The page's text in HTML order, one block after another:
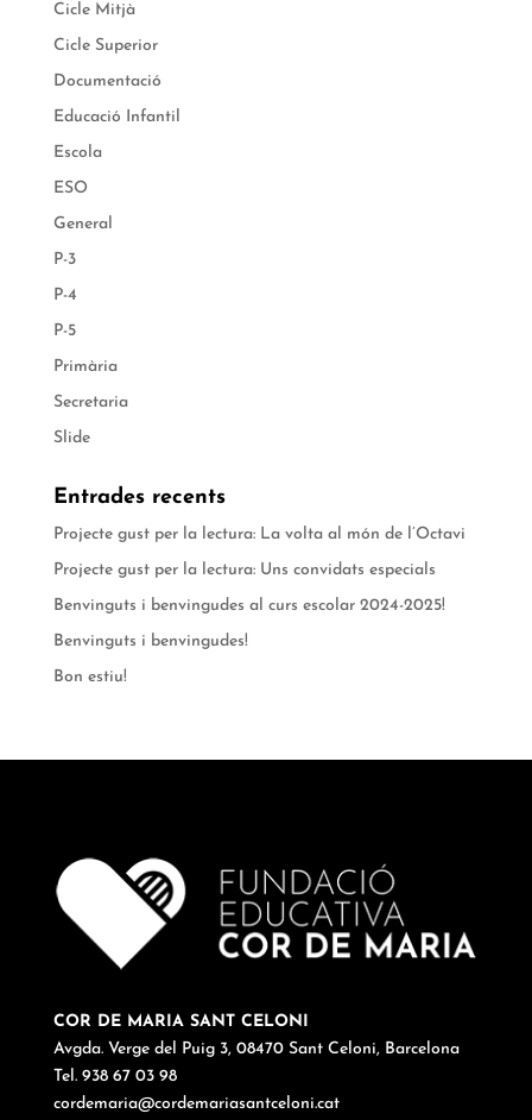
Cicle Mitjà
Cicle Superior
Documentació
Educació Infantil
Escola
ESO
General
P-3
P-4
P-5
Primària
Secretaria
Slide
Entrades recents
Projecte gust per la lectura: La volta al món de l’Octavi
Projecte gust per la lectura: Uns convidats especials
Benvinguts i benvingudes al curs escolar 2024-2025!
Benvinguts i benvingudes!
Bon estiu!
COR DE MARIA SANT CELONI
Avgda. Verge del Puig 3, 08470 Sant Celoni, Barcelona
Tel. 938 67 03 98
cordemaria@cordemariasantceloni.cat